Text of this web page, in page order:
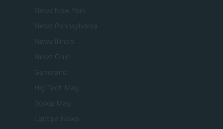
Newz New York
Newz Pennsylvania
Newz Illinois
Newz Ohio
Gameland
Hig Tech Mag
Scoop Mag
Lgbtqia News